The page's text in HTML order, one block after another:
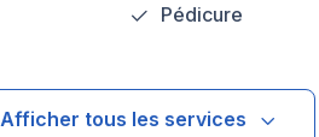
Pédicure
Afficher tous les services